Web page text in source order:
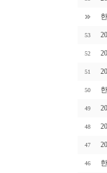
53
52
51
50
49
48
47
46